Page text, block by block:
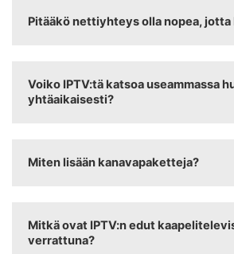
Pitääkö nettiyhteys olla nopea, jotta
Voiko IPTV:tä katsoa useammassa
yhtäaikaisesti?
Miten lisään kanavapaketteja?
Mitkä ovat IPTV:n edut
verrattuna?